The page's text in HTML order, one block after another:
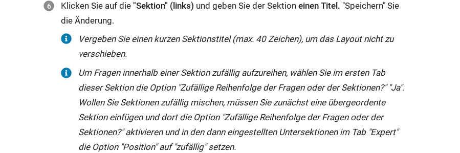
Klicken Sie auf die "Sektion" (links) und geben Sie der Sektioneinen Titel. "Speichern" Sie
die Änderung.
Vergeben Sie einen kurzen Sektionstitel (max. 40 Zeichen), um das Layout nicht zu
verschieben.
Um Fragen innerhalb einer Sektion zufällig aufzureihen, wählen Sie im ersten Tab
dieser Sektion die Option "Zufällige Reihenfolge der Fragen oder der Sektionen?" "Ja".
Wollen Sie Sektionen zufällig mischen, müssen Sie zunächst eine übergeordente
Sektion einfügen und dort die Option "Zufällige Reihenfolge der Fragen oder der
Sektionen?" aktivieren und in den dann eingestellten Untersektionen im Tab "Expert"
die Option "Position" auf "zufällig" setzen.